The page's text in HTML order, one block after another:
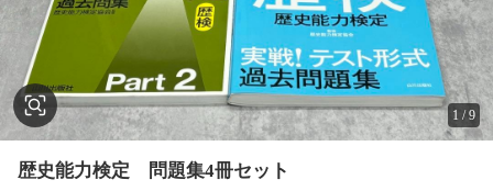
1 /9
歴史能力検定 問題集4冊セット